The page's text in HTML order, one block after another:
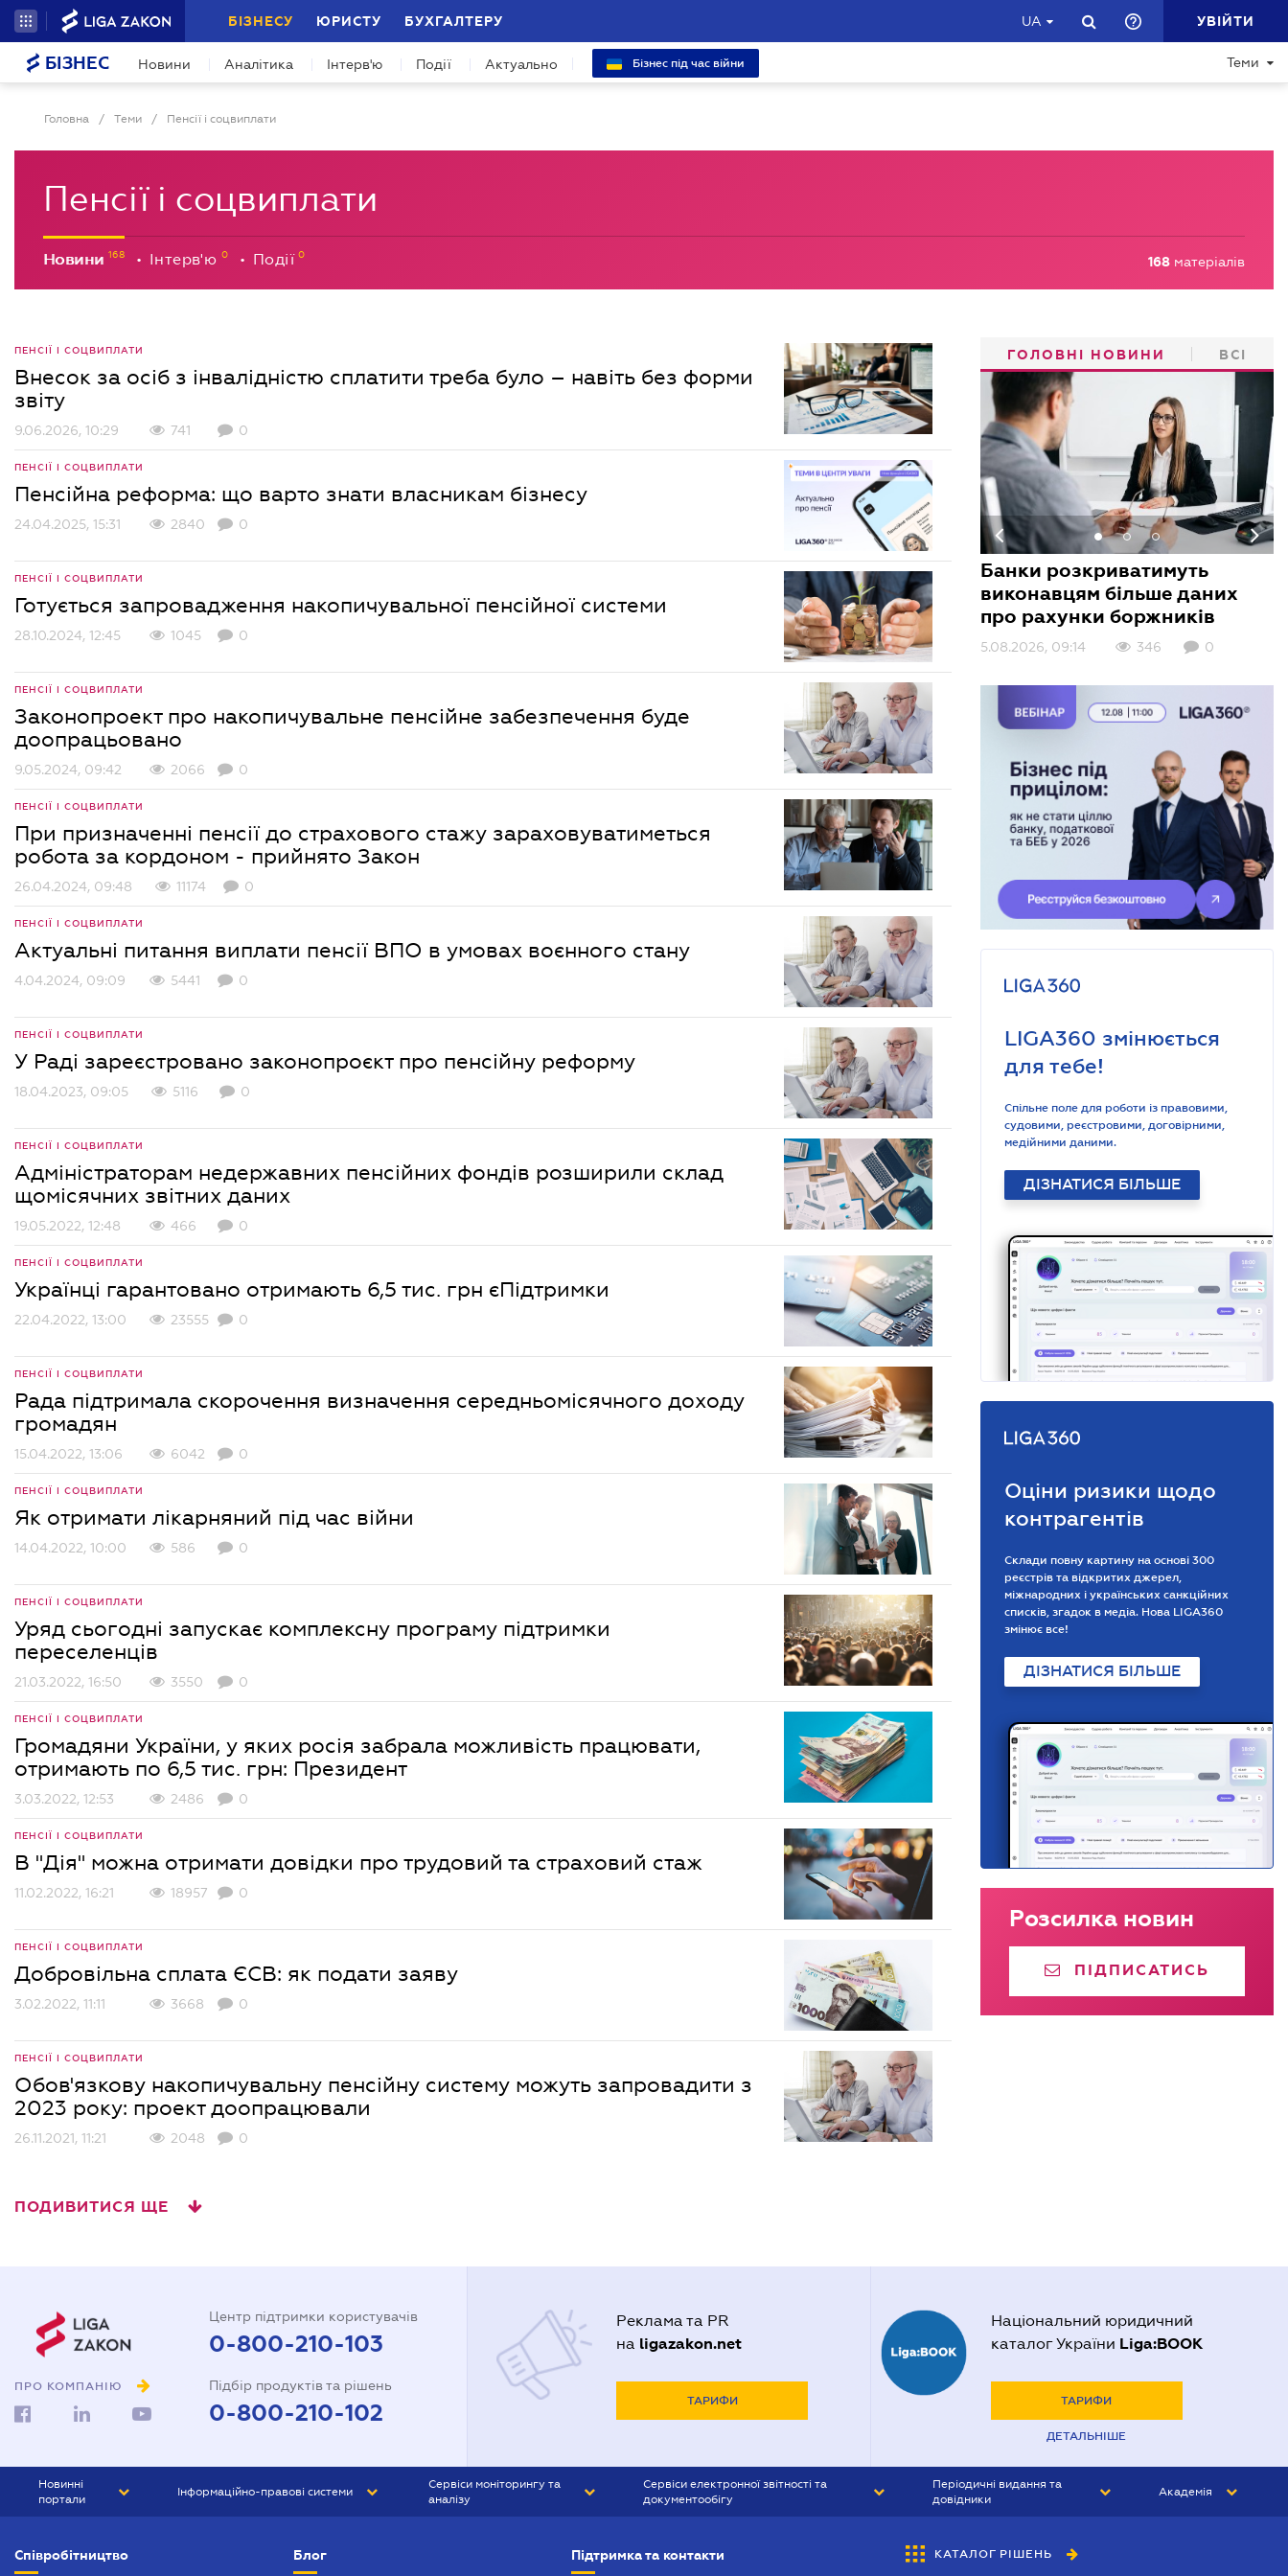
БІЗНЕСУ ЮРИСТУ БУХГАЛТЕРУ UA УВІЙТИ
БІЗНЕС Новини Аналітика Інтерв'ю Події Актуально Бізнес під час війни Теми
Головна / Теми / Пенсії і соцвиплати
Пенсії і соцвиплати
Новини • Інтерв'ю • Події 168 матеріалів
ПЕНСІЇ І СОЦВИПЛАТИ
Внесок за осіб з інвалідністю сплатити треба було – навіть без форми
звіту
9.06.2026, 10:29 741 0
ПЕНСІЇ І СОЦВИПЛАТИ
Пенсійна реформа: що варто знати власникам бізнесу
24.04.2025, 15:31 2840 0
ПЕНСІЇ І СОЦВИПЛАТИ
Готується запровадження накопичувальної пенсійної системи
28.10.2024, 12:45 1045 0
ПЕНСІЇ І СОЦВИПЛАТИ
Законопроект про накопичувальне пенсійне забезпечення буде
доопрацьовано
9.05.2024, 09:42 2066 0
ПЕНСІЇ І СОЦВИПЛАТИ
При призначенні пенсії до страхового стажу зараховуватиметься
робота за кордоном - прийнято Закон
26.04.2024, 09:48 11174 0
ПЕНСІЇ І СОЦВИПЛАТИ
Актуальні питання виплати пенсії ВПО в умовах воєнного стану
4.04.2024, 09:09 5441 0
ПЕНСІЇ І СОЦВИПЛАТИ
У Раді зареєстровано законопроєкт про пенсійну реформу
18.04.2023, 09:05 5116 0
ПЕНСІЇ І СОЦВИПЛАТИ
Адміністраторам недержавних пенсійних фондів розширили склад
щомісячних звітних даних
19.05.2022, 12:48 466 0
ПЕНСІЇ І СОЦВИПЛАТИ
Українці гарантовано отримають 6,5 тис. грн єПідтримки
22.04.2022, 13:00 23555 0
ПЕНСІЇ І СОЦВИПЛАТИ
Рада підтримала скорочення визначення середньомісячного доходу
громадян
15.04.2022, 13:06 6042 0
ПЕНСІЇ І СОЦВИПЛАТИ
Як отримати лікарняний під час війни
14.04.2022, 10:00 586 0
ПЕНСІЇ І СОЦВИПЛАТИ
Уряд сьогодні запускає комплексну програму підтримки
переселенців
21.03.2022, 16:50 3550 0
ПЕНСІЇ І СОЦВИПЛАТИ
Громадяни України, у яких росія забрала можливість працювати,
отримають по 6,5 тис. грн: Президент
3.03.2022, 12:53 2486 0
ПЕНСІЇ І СОЦВИПЛАТИ
В "Дія" можна отримати довідки про трудовий та страховий стаж
11.02.2022, 16:21 18957 0
ПЕНСІЇ І СОЦВИПЛАТИ
Добровільна сплата ЄСВ: як подати заяву
3.02.2022, 11:11 3668 0
ПЕНСІЇ І СОЦВИПЛАТИ
Обов'язкову накопичувальну пенсійну систему можуть запровадити з
2023 року: проект доопрацювали
26.11.2021, 11:21 2048 0
ПОДИВИТИСЯ ЩЕ
ГОЛОВНІ НОВИНИ ВСІ
Банки розкриватимуть
виконавцям більше даних
про рахунки боржників
5.08.2026, 09:14 346 0
3.08.2026, 10:01 408
0
3.08.2026, 09:00
156 0
LIGA360 змінюється
для тебе!
Спільне поле для роботи із правовими,
судовими, реєстровими, договірними,
медійними даними.
ДІЗНАТИСЯ БІЛЬШЕ
Оціни ризики щодо
контрагентів
Склади повну картину на основі 300
реєстрів та відкритих джерел,
міжнародних і українських санкційних
списків, згадок в медіа. Нова LIGA360
змінює все!
ДІЗНАТИСЯ БІЛЬШЕ
Розсилка новин
ПІДПИСАТИСЬ
ПРО КОМПАНІЮ
Центр підтримки користувачів
0-800-210-103
Підбір продуктів та рішень
0-800-210-102
Реклама та PR
на ligazakon.net
ТАРИФИ
Національний юридичний
каталог України Liga:BOOK
ТАРИФИ
ДЕТАЛЬНІШЕ
Новинні
портали
БІЗНЕС
Інформаційно-правові системи
Сервіси моніторингу та
аналізу
Сервіси електронної звітності та
документообігу
Періодичні видання та
довідники
БУХГАЛТЕР&ЗАКОН
Академія
Співробітництво Блог Підтримка та контакти КАТАЛОГ РІШЕНЬ